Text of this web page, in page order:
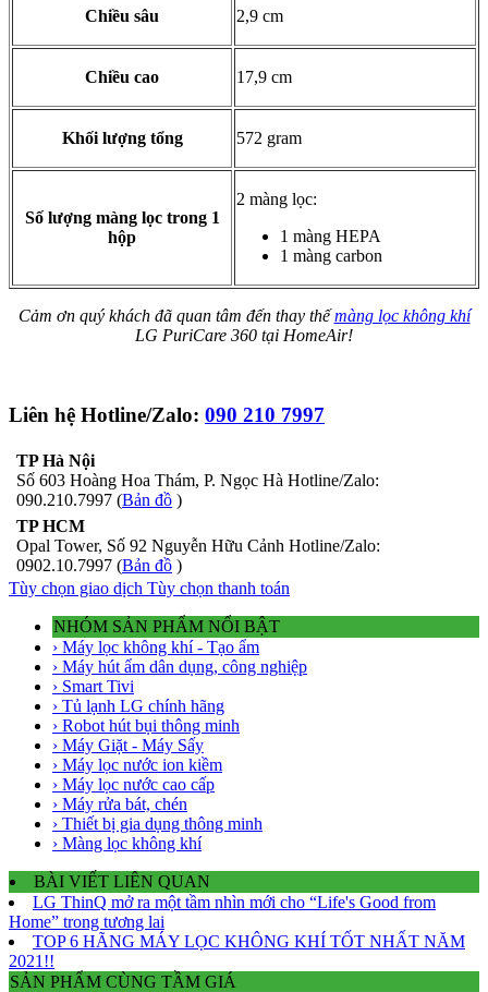
Chiều sâu 2,9 cm
Chiều cao 17,9 cm
Khối lượng tổng 572 gram
Số lượng màng lọc trong 1
hộp
2 màng lọc:
1 màng HEPA
1 màng carbon
Cảm ơn quý khách đã quan tâm đến thay thếmàng lọc không khí
LG PuriCare 360 tại HomeAir!
Liên hệ Hotline/Zalo: 090 210 7997
TP Hà Nội
Số 603 Hoàng Hoa Thám, P. Ngọc Hà Hotline/Zalo:
090.210.7997 (Bản đồ )
TP HCM
Opal Tower, Số 92 Nguyễn Hữu Cảnh Hotline/Zalo:
0902.10.7997 (Bản đồ )
Tùy chọn giao dịch Tùy chọn thanh toán
NHÓM SẢN PHẨM NỔI BẬT
› Máy lọc không khí - Tạo ẩm
› Máy hút ẩm dân dụng, công nghiệp
› Smart Tivi
› Tủ lạnh LG chính hãng
› Robot hút bụi thông minh
› Máy Giặt - Máy Sấy
› Máy lọc nước ion kiềm
› Máy lọc nước cao cấp
› Máy rửa bát, chén
› Thiết bị gia dụng thông minh
› Màng lọc không khí
BÀI VIẾT LIÊN QUAN
LG ThinQ mở ra một tầm nhìn mới cho “Life's Good from
Home” trong tương lai
TOP 6 HÃNG MÁY LỌC KHÔNG KHÍ TỐT NHẤT NĂM
2021!!
SẢN PHẨM CÙNG TẦM GIÁ